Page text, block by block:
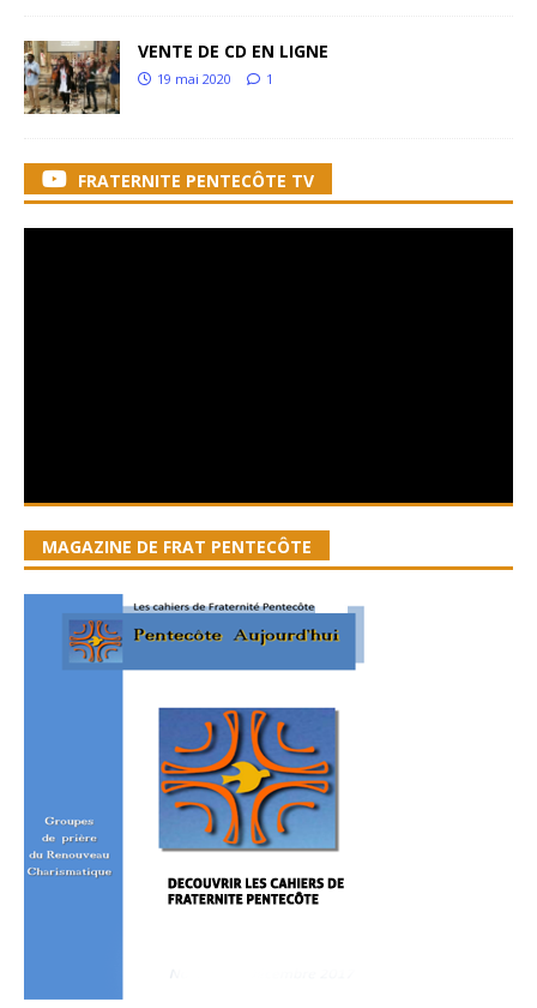
VENTE DE CD EN LIGNE
19 mai 2020 1
FRATERNITE PENTECÔTE TV
MAGAZINE DE FRAT PENTECÔTE